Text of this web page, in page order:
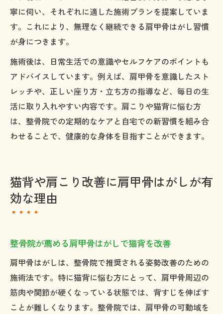
寧に伺い、それぞれに適した施術プランを提案していま
す。これにより、無理なく継続できる肩甲骨はがし習慣
が身につきます。
施術後は、日常生活での意識やセルフケアのポイントも
アドバイスしています。例えば、肩甲骨を意識したスト
レッチや、正しい座り方・立ち方の指導など、毎日の生
活に取り入れやすい内容です。肩こりや猫背に悩む方
は、整骨院での定期的なケアと自宅での新習慣を組み合
わせることで、健康的な身体を目指すことができます。
猫背や肩こり改善に肩甲骨はがしが有
効な理由
整骨院が薦める肩甲骨はがしで猫背を改善
肩甲骨はがしは、整骨院で推奨される姿勢改善のための
施術法です。特に猫背に悩む方にとって、肩甲骨周辺の
筋肉や関節が硬くなっている状態では、背すじを伸ばす
ことが難しくなります。整骨院では、肩甲骨の可動域を